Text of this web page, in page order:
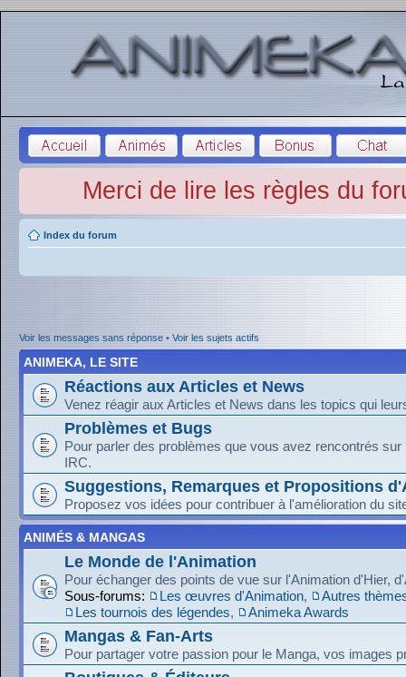
Merci de lire les règles du
Index du forum
Voir les messages sans réponse • Voir les sujets actifs
ANIMEKA, LE SITE
Réactions aux Articles et News
Venez réagir aux Articles et News dans les topics qui
Problèmes et Bugs
Pour parler des problèmes que vous avez rencontrés
IRC.
Suggestions, Remarques et Propositions
Proposez vos idées pour contribuer à l'amélioration du
ANIMÉS & MANGAS
Le Monde de l'Animation
Pour échanger des points de vue sur l'Animation d'Hier,
Sous-forums:
Les œuvres d'Animation,
Autres
Les tournois des légendes, Animeka Awards
Mangas & Fan-Arts
Pour partager votre passion pour le Manga, vos images